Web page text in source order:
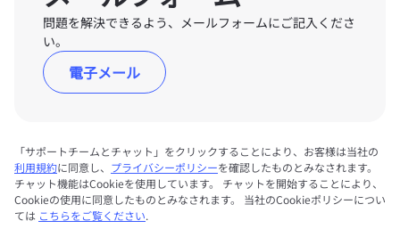
問題を解決できるよう、メールフォームにご記入くださ
い。
電子メール
「サポートチームとチャット」をクリックすることにより、お客様は当社の
利用規約に同意し、 プライバシーポリシーを確認したものとみなされます。
チャット機能はCookieを使用しています。 チャットを開始することにより、
Cookieの使用に同意したものとみなされます。 当社のCookieポリシーについ
ては こちらをご覧ください.